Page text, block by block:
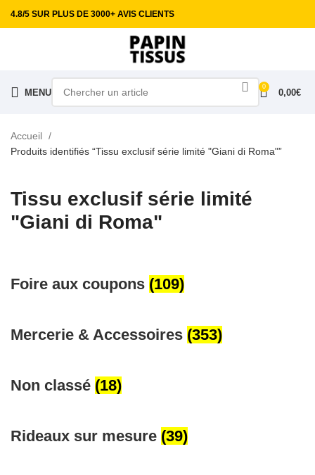
4.8/5 SUR PLUS DE 3000+ AVIS CLIENTS
MENU
0
0,00€
Accueil
Produits identifiés “Tissu exclusif série limité "Giani di Roma"”
Tissu exclusif série limité
"Giani di Roma"
Foire aux coupons (109)
Mercerie & Accessoires (353)
Non classé (18)
Rideaux sur mesure (39)